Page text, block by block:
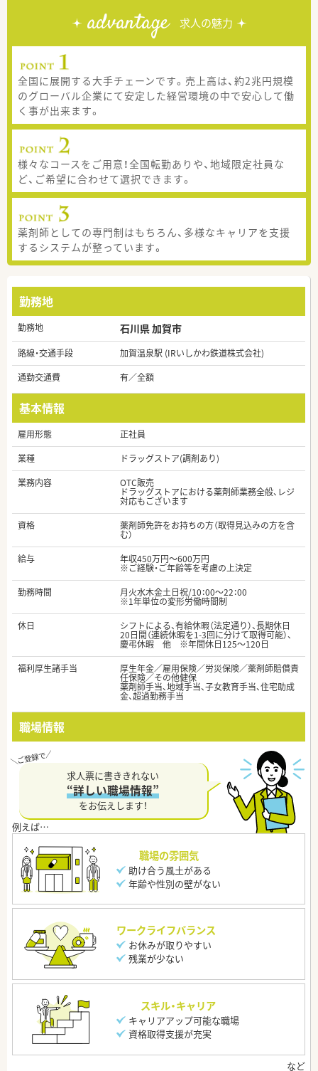
advantage 求人の魅力
全国に展開する大手チェーンです。売上高は、約2兆円規模
のグローバル企業にて安定した経営環境の中で安心して働
く事が出来ます。
様々なコースをご用意！全国転勤ありや、地域限定社員な
ど、ご希望に合わせて選択できます。
薬剤師としての専門制はもちろん、多様なキャリアを支援
するシステムが整っています。
勤務地
勤務地 石川県 加賀市
路線・交通手段
加賀温泉駅 (IRいしかわ鉄道株式会社)
通勤交通費
有／全額
基本情報
雇用形態
正社員
業種
ドラッグストア(調剤あり)
業務内容
OTC販売
ドラッグストアにおける薬剤師業務全般、レジ
対応もございます
資格
薬剤師免許をお持ちの方（取得見込みの方を含
む）
給与
年収450万円～600万円
※ご経験・ご年齢等を考慮の上決定
勤務時間
月火水木金土日祝/10：00～22：00
※1年単位の変形労働時間制
休日
シフトによる、有給休暇（法定通り）、長期休日
20日間（連続休暇を1-3回に分けて取得可能）、
慶弔休暇 他 ※年間休日125～120日
福利厚生諸手当
厚生年金／雇用保険／労災保険／薬剤師賠償責
任保険／その他健保
薬剤師手当、地域手当、子女教育手当、住宅助成
金、超過勤務手当
職場情報
求人票に書ききれない
“詳しい職場情報”
をお伝えします！
職場の雰囲気
助け合う風土がある
年齢や性別の壁がない
ワークライフバランス
お休みが取りやすい
残業が少ない
スキル・キャリア
キャリアアップ可能な職場
資格取得支援が充実